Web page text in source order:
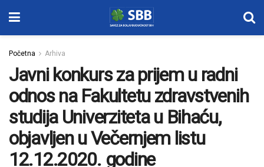
Početna Arhiva
Javni konkurs za prijem u radni
odnos na Fakultetu zdravstvenih
studija Univerziteta u Bihaću,
objavljen u Večernjem listu
12.12.2020. godine